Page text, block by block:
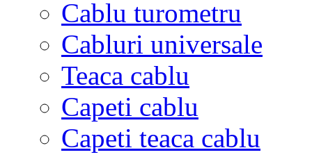
Cablu turometru
Cabluri universale
Teaca cablu
Capeti cablu
Capeti teaca cablu